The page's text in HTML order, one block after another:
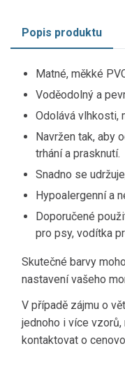
Popis produktu
Matné, měkké
Voděodolný a
Odolává vlhkosti,
Navržen tak, aby
trhání a prasknutí.
Snadno se
Hypoalergenní a
Doporučené
pro psy, vodítka
Skutečné barvy
nastavení vašeho
V případě zájmu o
jednoho i více
kontaktovat o